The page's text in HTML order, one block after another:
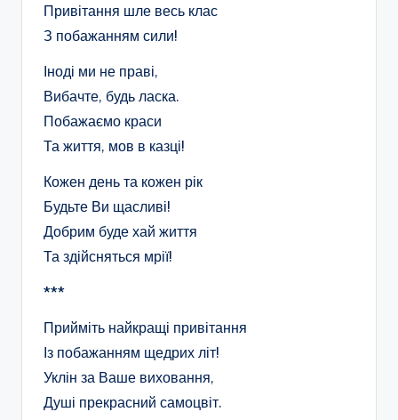
Привітання шле весь клас
З побажанням сили!
Іноді ми не праві,
Вибачте, будь ласка.
Побажаємо краси
Та життя, мов в казці!
Кожен день та кожен рік
Будьте Ви щасливі!
Добрим буде хай життя
Та здійсняться мрії!
***
Прийміть найкращі привітання
Із побажанням щедрих літ!
Уклін за Ваше виховання,
Душі прекрасний самоцвіт.